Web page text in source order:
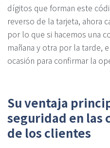
dígitos que forman este
reverso de la tarjeta, ahora
por lo que si hacemos una
mañana y otra por la tarde,
ocasión para confirmar la
Su ventaja
seguridad en las
de los clientes